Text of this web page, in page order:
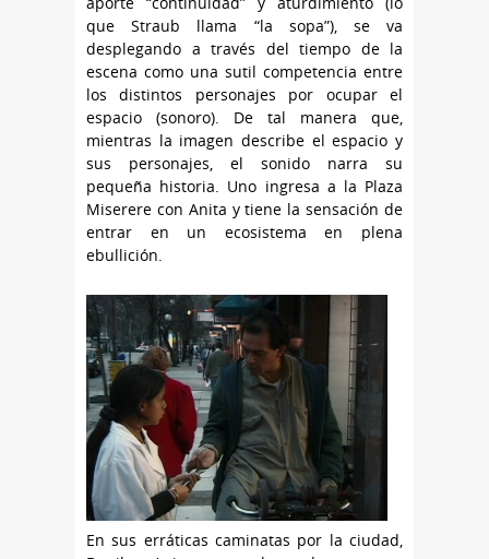
que Straub llama “la sopa”), se va
desplegando a través del tiempo de la
escena como una sutil competencia entre
los distintos personajes por ocupar el
espacio (sonoro). De tal manera que,
mientras la imagen describe el espacio y
sus personajes, el sonido narra su
pequeña historia. Uno ingresa a la Plaza
Miserere con Anita y tiene la sensación de
entrar en un ecosistema en plena
ebullición.
En sus erráticas caminatas por la ciudad,